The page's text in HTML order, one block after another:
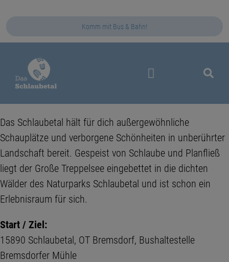
Komm mit Bus & Bahn!
Das Schlaubetal hält für dich außergewöhnliche
Schauplätze und verborgene Schönheiten in unberührter
Landschaft bereit. Gespeist von Schlaube und Planfließ
liegt der Große Treppelsee eingebettet in die dichten
Wälder des Naturparks Schlaubetal und ist schon ein
Erlebnisraum für sich.
Start / Ziel:
15890 Schlaubetal, OT Bremsdorf, Bushaltestelle
Bremsdorfer Mühle